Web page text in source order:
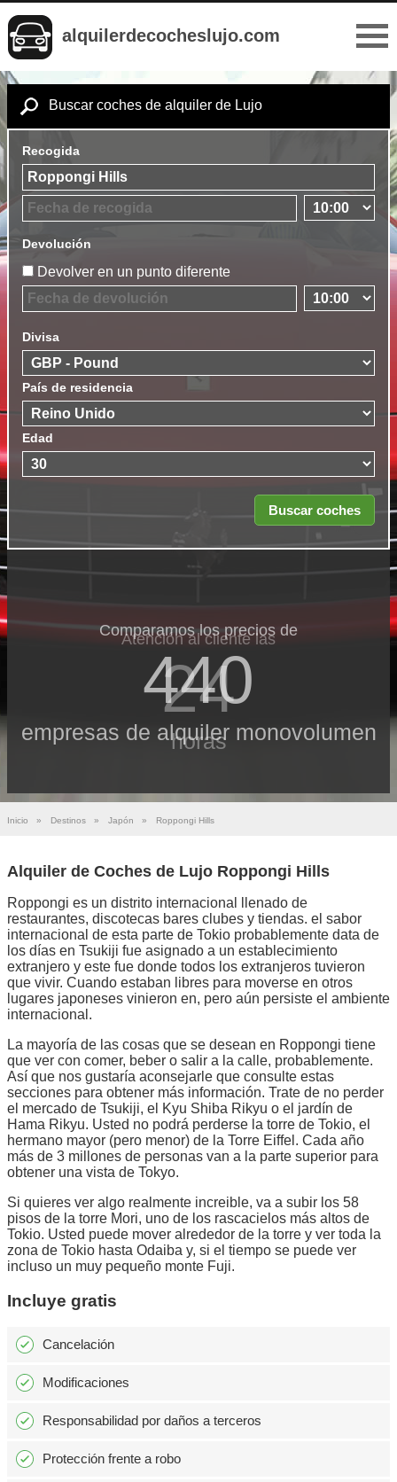
alquilerdecocheslujo.com
Buscar coches de alquiler de Lujo
Recogida
Devolución
Devolver en un punto diferente
Divisa
País de residencia
Edad
Comparamos los precios de
440
empresas de alquiler monovolumen
Atención al cliente las
24
horas
Inicio » Destinos » Japón » Roppongi Hills
Alquiler de Coches de Lujo Roppongi Hills
Roppongi es un distrito internacional llenado de
restaurantes, discotecas bares clubes y tiendas. el sabor
internacional de esta parte de Tokio probablemente data de
los días en Tsukiji fue asignado a un establecimiento
extranjero y este fue donde todos los extranjeros tuvieron
que vivir. Cuando estaban libres para moverse en otros
lugares japoneses vinieron en, pero aún persiste el ambiente
internacional.
La mayoría de las cosas que se desean en Roppongi tiene
que ver con comer, beber o salir a la calle, probablemente.
Así que nos gustaría aconsejarle que consulte estas
secciones para obtener más información. Trate de no perder
el mercado de Tsukiji, el Kyu Shiba Rikyu o el jardín de
Hama Rikyu. Usted no podrá perderse la torre de Tokio, el
hermano mayor (pero menor) de la Torre Eiffel. Cada año
más de 3 millones de personas van a la parte superior para
obtener una vista de Tokyo.
Si quieres ver algo realmente increible, va a subir los 58
pisos de la torre Mori, uno de los rascacielos más altos de
Tokio. Usted puede mover alrededor de la torre y ver toda la
zona de Tokio hasta Odaiba y, si el tiempo se puede ver
incluso un muy pequeño monte Fuji.
Incluye gratis
Cancelación
Modificaciones
Responsabilidad por daños a terceros
Protección frente a robo